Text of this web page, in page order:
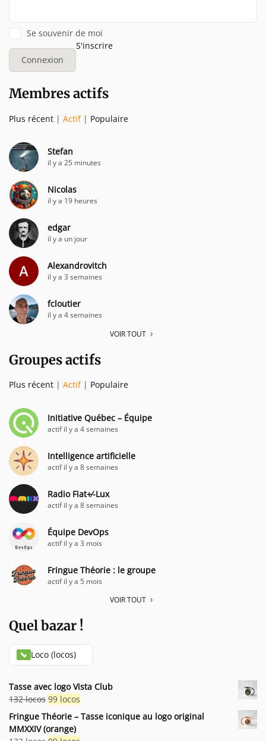
Se souvenir de moi
S'inscrire
Membres actifs
Plus récent | Actif | Populaire
Stefan
il y a 25 minutes
Nicolas
il y a 19 heures
edgar
il y a un jour
Alexandrovitch
il y a 3 semaines
fcloutier
il y a 4 semaines
VOIR TOUT
Groupes actifs
Plus récent | Actif | Populaire
Initiative Québec – Équipe
actif il y a 4 semaines
Intelligence artificielle
actif il y a 8 semaines
Radio Fiat+⁄-Lux
actif il y a 8 semaines
Équipe DevOps
actif il y a 3 mois
Fringue Théorie : le groupe
actif il y a 5 mois
VOIR TOUT
Quel bazar !
Loco (locos)
Tasse avec logo Vista Club
132locos Le
prix
était :
99 locos
prix
est :
Fringue Théorie – Tasse iconique au logo original
MMXXIV (orange)